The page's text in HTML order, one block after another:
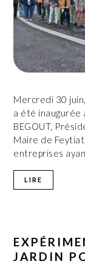
Mercredi 30
a été inaugurée
BEGOUT,
Maire de
entreprises
LIRE
JARDIN